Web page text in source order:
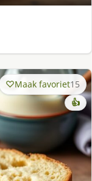
Maak favoriet15
👍